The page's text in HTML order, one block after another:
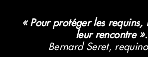
« Pour protéger les
leur rencontre ».
Bernard Seret,